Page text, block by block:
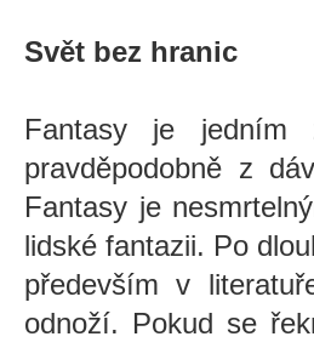
Svět bez hranic
Fantasy je jedním
pravděpodobně z
Fantasy je
lidské fantazii. Po
především v
odnoží. Pokud se